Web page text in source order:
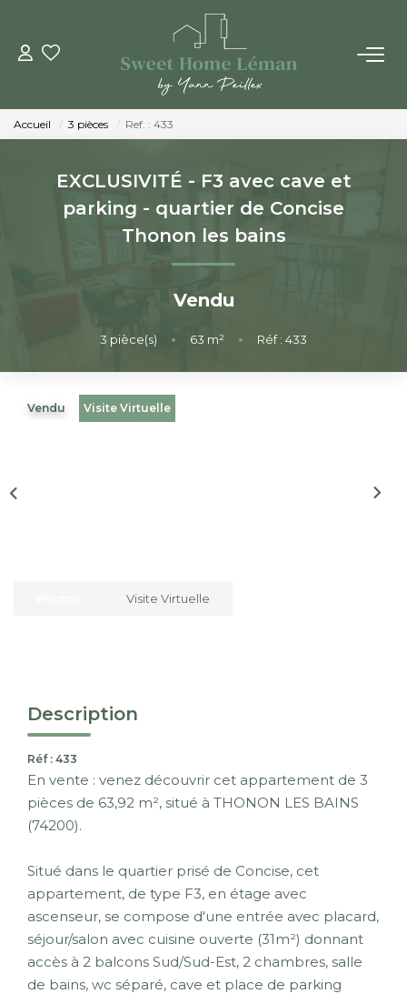
ACHETER
PROGRAMMES NEUFS
ESTIMER EN LIGNE
LES AGENCES
Nous Rejoindre
Accueil 3 pièces Ref. : 433
EXCLUSIVITÉ - F3 avec cave et
parking - quartier de Concise
Thonon les bains
Vendu
3 pièce(s) • 63 m² • Réf : 433
Vendu Visite Virtuelle
Visite Virtuelle
Description
Réf : 433
En vente : venez découvrir cet appartement de 3
pièces de 63,92 m², situé à THONON LES BAINS
(74200).
Situé dans le quartier prisé de Concise, cet
appartement, de type F3, en étage avec
ascenseur, se compose d'une entrée avec placard,
séjour/salon avec cuisine ouverte (31m²) donnant
accès à 2 balcons Sud/Sud-Est, 2 chambres, salle
de bains, wc séparé, cave et place de parking